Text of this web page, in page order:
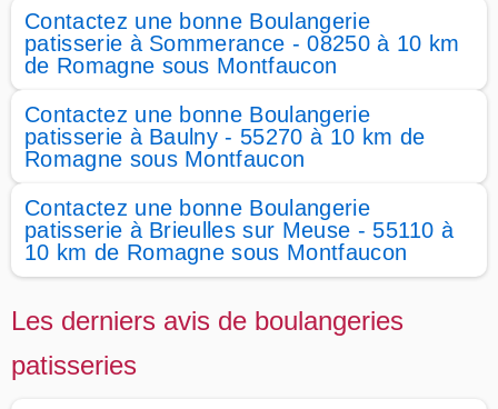
Contactez une bonne Boulangerie
patisserie à Sommerance - 08250 à 10 km
de Romagne sous Montfaucon
Contactez une bonne Boulangerie
patisserie à Baulny - 55270 à 10 km de
Romagne sous Montfaucon
Contactez une bonne Boulangerie
patisserie à Brieulles sur Meuse - 55110 à
10 km de Romagne sous Montfaucon
Les derniers avis de boulangeries
patisseries